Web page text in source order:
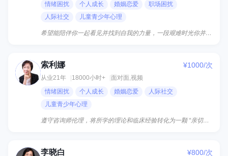
情绪困扰
个人成长 婚姻恋爱
职场困扰
人际社交
儿童青少年心理
希望能陪伴你一起看见并找到自我的力量，一段艰难时光你并不孤单。
索
索利娜 ¥1000/次
从业21年 18000小时+
面对面,视频
情绪困扰
个人成长 婚姻恋爱
人际社交
儿童青少年心理
遵守咨询师伦理，将所学的理论和临床经验转化为一颗 “亲切心”，帮助来访者成为他本来应该能够成为的自己...
李晓白 ¥800/次